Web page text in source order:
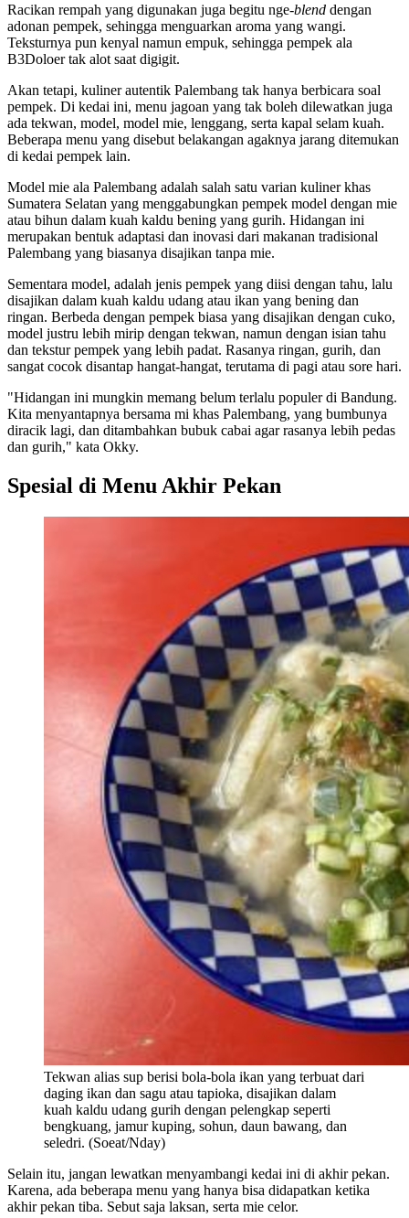
Racikan rempah yang digunakan juga begitu nge-blend dengan
adonan pempek, sehingga menguarkan aroma yang wangi.
Teksturnya pun kenyal namun empuk, sehingga pempek ala
B3Doloer tak alot saat digigit.
Akan tetapi, kuliner autentik Palembang tak hanya berbicara soal
pempek. Di kedai ini, menu jagoan yang tak boleh dilewatkan juga
ada tekwan, model, model mie, lenggang, serta kapal selam kuah.
Beberapa menu yang disebut belakangan agaknya jarang ditemukan
di kedai pempek lain.
Model mie ala Palembang adalah salah satu varian kuliner khas
Sumatera Selatan yang menggabungkan pempek model dengan mie
atau bihun dalam kuah kaldu bening yang gurih. Hidangan ini
merupakan bentuk adaptasi dan inovasi dari makanan tradisional
Palembang yang biasanya disajikan tanpa mie.
Sementara model, adalah jenis pempek yang diisi dengan tahu, lalu
disajikan dalam kuah kaldu udang atau ikan yang bening dan
ringan. Berbeda dengan pempek biasa yang disajikan dengan cuko,
model justru lebih mirip dengan tekwan, namun dengan isian tahu
dan tekstur pempek yang lebih padat. Rasanya ringan, gurih, dan
sangat cocok disantap hangat-hangat, terutama di pagi atau sore hari.
"Hidangan ini mungkin memang belum terlalu populer di Bandung.
Kita menyantapnya bersama mi khas Palembang, yang bumbunya
diracik lagi, dan ditambahkan bubuk cabai agar rasanya lebih pedas
dan gurih," kata Okky.
Spesial di Menu Akhir Pekan
Tekwan alias sup berisi bola-bola ikan yang terbuat dari
daging ikan dan sagu atau tapioka, disajikan dalam
kuah kaldu udang gurih dengan pelengkap seperti
bengkuang, jamur kuping, sohun, daun bawang, dan
seledri. (Soeat/Nday)
Selain itu, jangan lewatkan menyambangi kedai ini di akhir pekan.
Karena, ada beberapa menu yang hanya bisa didapatkan ketika
akhir pekan tiba. Sebut saja laksan, serta mie celor.